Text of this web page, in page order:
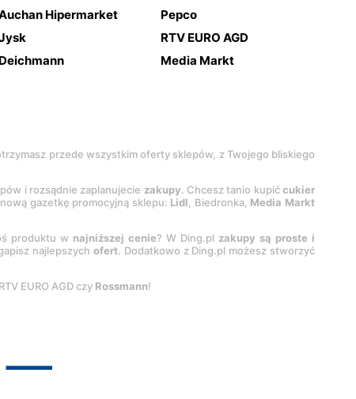
Hipermarket
Pepco
RTV EURO AGD
Deichmann Media Markt
przede wszystkim oferty sklepów, z Twojego bliskiego
i rozsądnie zaplanujecie zakupy. Chcesz tanio kupićcukier
gazetkę promocyjną sklepu: Lidl, Biedronka, Media Markt
produktu w najniższej cenie? W Ding.pl zakupy są proste i
najlepszychofert. Dodatkowo z Ding.pl możesz stworzyć
EURO AGD czy Rossmann!